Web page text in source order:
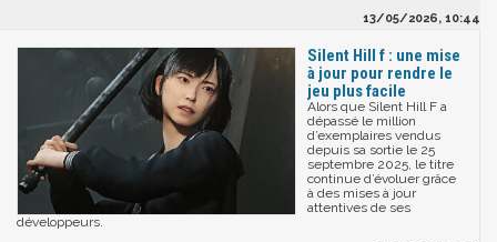
13/05/2026, 10:44
Silent Hill f : une mise
à jour pour rendre le
jeu plus facile
Alors que Silent Hill F a
dépassé le million
d’exemplaires vendus
depuis sa sortie le 25
septembre 2025, le titre
continue d’évoluer grâce
à des mises à jour
attentives de ses
développeurs.